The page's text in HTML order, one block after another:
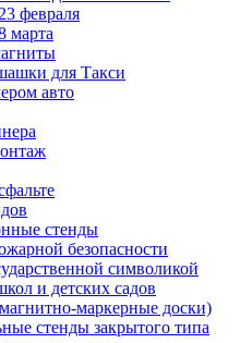
февраля
марта
для Такси
авто
стенды
безопасности
символикой
и детских садов
маркерные доски)
стенды закрытого типа